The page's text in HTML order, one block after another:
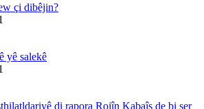
çi dibêjin?
yê salekê
di rapora Rojîn Kabaîş de bi ser